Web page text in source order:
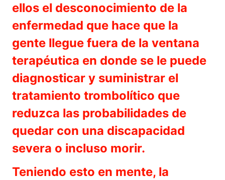
ellos el desconocimiento de la
enfermedad que hace que la
gente llegue fuera de la ventana
terapéutica en donde se le puede
diagnosticar y suministrar el
tratamiento trombolítico que
reduzca las probabilidades de
quedar con una discapacidad
severa o incluso morir.
Teniendo esto en mente, la